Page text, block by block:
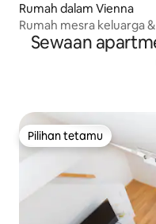
Rumah dalam Vienna
Rumah mesra keluarga
kenderaan)
Sewaan
Pilihan tetamu
Pilihan tetamu